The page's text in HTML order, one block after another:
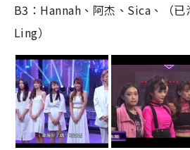
B3：Hannah、阿杰、Sica、（已
Ling）